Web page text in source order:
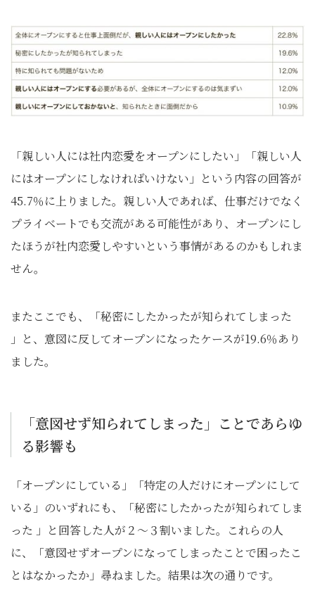
「親しい人には社内恋愛をオープンにしたい」「親しい人
にはオープンにしなければいけない」という内容の回答が
45.7％に上りました。親しい人であれば、仕事だけでなく
プライベートでも交流がある可能性があり、オープンにし
たほうが社内恋愛しやすいという事情があるのかもしれま
せん。
またここでも、「秘密にしたかったが知られてしまった
」と、意図に反してオープンになったケースが19.6％あり
ました。
「意図せず知られてしまった」ことであらゆ
る影響も
「オープンにしている」「特定の人だけにオープンにして
いる」のいずれにも、「秘密にしたかったが知られてしま
った 」と回答した人が２～３割いました。これらの人
に、「意図せずオープンになってしまったことで困ったこ
とはなかったか」尋ねました。結果は次の通りです。